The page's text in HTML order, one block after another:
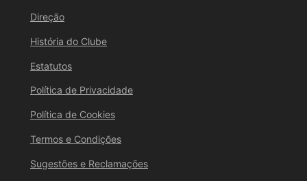
Direção
História do Clube
Estatutos
Política de Privacidade
Política de Cookies
Termos e Condições
Sugestões e Reclamações